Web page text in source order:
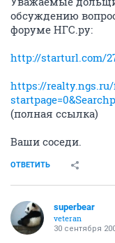
обсуждению
форуме НГС.ру:
http://starturl.com/
https://
(полная ссылка)
Ваши соседи.
ОТВЕТИТЬ
superbear
veteran
30 сентября